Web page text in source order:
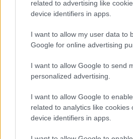
related to advertising like
device identifiers in apps.
I want to allow my user data to
Google for online advertising
I want to allow Google to send
personalized advertising.
I want to allow Google to
related to analytics like cookies
device identifiers in apps.
A Rockmaraton jövő évi
zenekarok képviseltetik